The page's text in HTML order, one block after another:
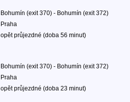
Bohumín (exit 370) - Bohumín (exit 372)
Praha
opět průjezdné (doba 56 minut)
Bohumín (exit 370) - Bohumín (exit 372)
Praha
opět průjezdné (doba 23 minut)